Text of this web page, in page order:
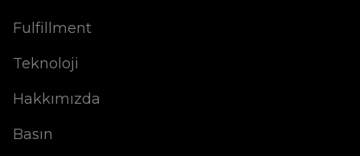
Fulfillment
Teknoloji
Hakkımızda
Basın